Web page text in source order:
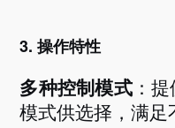
3. 操作特性
多种控制模式：
模式供选择，满足